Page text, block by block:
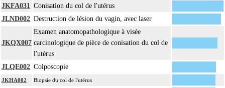
JKFA031 Conisation du col de l'utérus
JLND002 Destruction de lésion du vagin, avec laser
JKQX007
Examen anatomopathologique à visée
carcinologique de pièce de conisation du col de
l'utérus
JLQE002 Colposcopie
JKHA002 Biopsie du col de l'utérus